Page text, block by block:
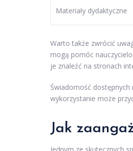
Materiały dydaktyczne
Warto także zwrócić
mogą pomóc
je znaleźć na stronach
Świadomość dostępnych
wykorzystanie może
Jak